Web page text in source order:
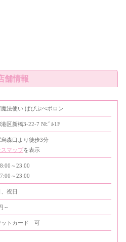
舗情報
法使い ぱぴぷぺポロン
区新橋3-22-7 Nﾋﾞﾙ1F
烏森口より徒歩3分
スマップを表示
～23:00
～23:00
祝日
～
ットカード 可